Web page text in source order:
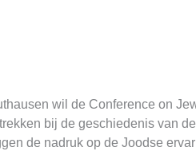
wil de Conference on
bij de geschiedenis van de
de nadruk op de Joodse